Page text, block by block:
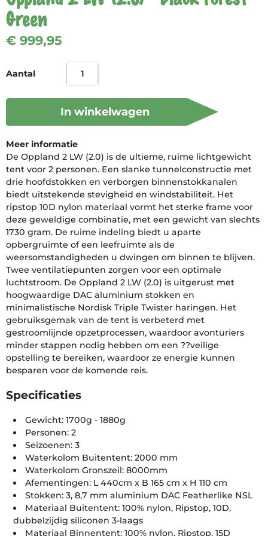
Green
€ 999,95
Aantal
In winkelwagen
Meer informatie
De Oppland 2 LW (2.0) is de ultieme, ruime lichtgewicht
tent voor 2 personen. Een slanke tunnelconstructie met
drie hoofdstokken en verborgen binnenstokkanalen
biedt uitstekende stevigheid en windstabiliteit. Het
ripstop 10D nylon materiaal vormt het sterke frame voor
deze geweldige combinatie, met een gewicht van slechts
1730 gram. De ruime indeling biedt u aparte
opbergruimte of een leefruimte als de
weersomstandigheden u dwingen om binnen te blijven.
Twee ventilatiepunten zorgen voor een optimale
luchtstroom. De Oppland 2 LW (2.0) is uitgerust met
hoogwaardige DAC aluminium stokken en
minimalistische Nordisk Triple Twister haringen. Het
gebruiksgemak van de tent is verbeterd met
gestroomlijnde opzetprocessen, waardoor avonturiers
minder stappen nodig hebben om een ??veilige
opstelling te bereiken, waardoor ze energie kunnen
besparen voor de komende reis.
Specificaties
Gewicht: 1700g - 1880g
Personen: 2
Seizoenen: 3
Waterkolom Buitentent: 2000 mm
Waterkolom Gronszeil: 8000mm
Afementingen: L 440cm x B 165 cm x H 110 cm
Stokken: 3, 8,7 mm aluminium DAC Featherlike NSL
Materiaal Buitentent: 100% nylon, Ripstop, 10D,
dubbelzijdig siliconen 3-laags
Materiaal Binnentent: 100% nylon, Ripstop, 15D